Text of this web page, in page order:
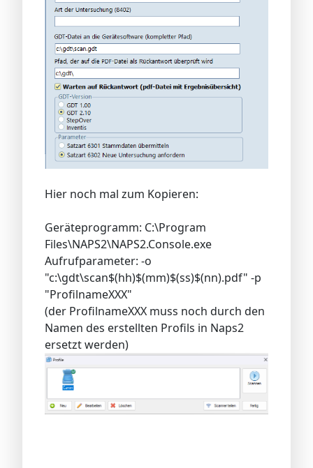
Hier noch mal zum Kopieren:
Geräteprogramm: C:\Program
Files\NAPS2\NAPS2.Console.exe
Aufrufparameter: -o
"c:\gdt\scan$(hh)$(mm)$(ss)$(nn).pdf" -p
"ProfilnameXXX"
(der ProfilnameXXX muss noch durch den
Namen des erstellten Profils in Naps2
ersetzt werden)